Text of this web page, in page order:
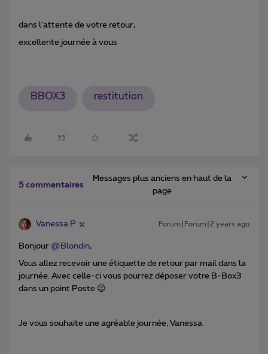
dans l’attente de votre retour,
excellente journée à vous
BBOX3 restitution
5 commentaires
Messages plus anciens en haut de la
page
Vanessa P Forum|Forum|2 years ago
Bonjour @Blondin,
Vous allez recevoir une étiquette de retour par mail dans la
journée. Avec celle-ci vous pourrez déposer votre B-Box3
dans un point Poste 😉
Je vous souhaite une agréable journée, Vanessa.